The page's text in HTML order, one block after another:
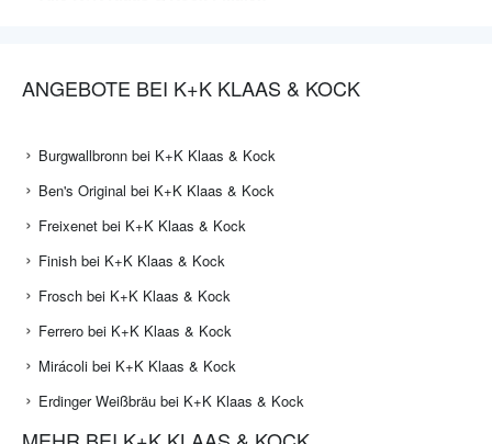
ANGEBOTE BEI K+K KLAAS & KOCK
Burgwallbronn bei K+K Klaas & Kock
Ben's Original bei K+K Klaas & Kock
Freixenet bei K+K Klaas & Kock
Finish bei K+K Klaas & Kock
Frosch bei K+K Klaas & Kock
Ferrero bei K+K Klaas & Kock
Mirácoli bei K+K Klaas & Kock
Erdinger Weißbräu bei K+K Klaas & Kock